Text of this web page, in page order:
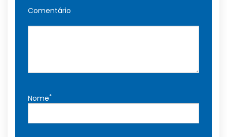
Comentário
Nome*